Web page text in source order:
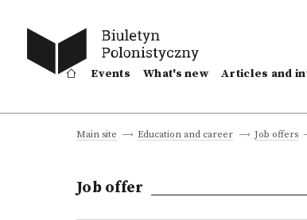
Events What's new Articles and
Main site Education and career Job offers
Job offer